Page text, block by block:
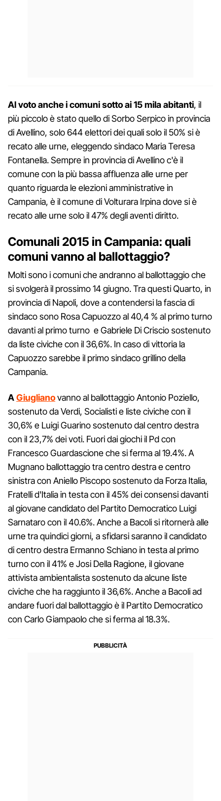
Al voto anche i comuni sotto ai 15 mila abitanti, il
più piccolo è stato quello di Sorbo Serpico in provincia
di Avellino, solo 644 elettori dei quali solo il 50% si è
recato alle urne, eleggendo sindaco Maria Teresa
Fontanella. Sempre in provincia di Avellino c'è il
comune con la più bassa affluenza alle urne per
quanto riguarda le elezioni amministrative in
Campania, è il comune di Volturara Irpina dove si è
recato alle urne solo il 47% degli aventi diritto.
Comunali 2015 in Campania: quali
comuni vanno al ballottaggio?
Molti sono i comuni che andranno al ballottaggio che
si svolgerà il prossimo 14 giugno. Tra questi Quarto, in
provincia di Napoli, dove a contendersi la fascia di
sindaco sono Rosa Capuozzo al 40,4 % al primo turno
davanti al primo turno e Gabriele Di Criscio sostenuto
da liste civiche con il 36,6%. In caso di vittoria la
Capuozzo sarebbe il primo sindaco grillino della
Campania.
AGiuglianovanno al ballottaggio Antonio Poziello,
sostenuto da Verdi, Socialisti e liste civiche con il
30,6% e Luigi Guarino sostenuto dal centro destra
con il 23,7% dei voti. Fuori dai giochi il Pd con
Francesco Guardascione che si ferma al 19.4%. A
Mugnano ballottaggio tra centro destra e centro
sinistra con Aniello Piscopo sostenuto da Forza Italia,
Fratelli d'Italia in testa con il 45% dei consensi davanti
al giovane candidato del Partito Democratico Luigi
Sarnataro con il 40.6%. Anche a Bacoli si ritornerà alle
urne tra quindici giorni, a sfidarsi saranno il candidato
di centro destra Ermanno Schiano in testa al primo
turno con il 41% e Josi Della Ragione, il giovane
attivista ambientalista sostenuto da alcune liste
civiche che ha raggiunto il 36,6%. Anche a Bacoli ad
andare fuori dal ballottaggio è il Partito Democratico
con Carlo Giampaolo che si ferma al 18.3%.